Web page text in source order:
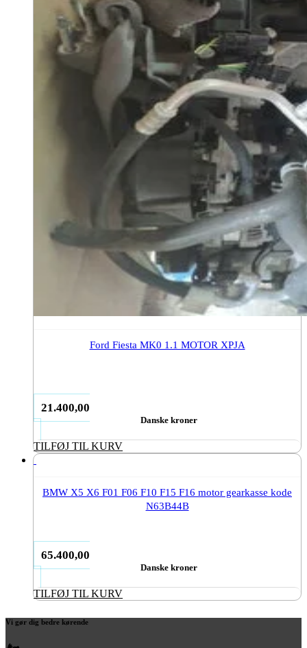
Ford Fiesta MK0 1.1 MOTOR XPJA
21.400,00
Danske kroner
TILFØJ TIL KURV
BMW X5 X6 F01 F06 F10 F15 F16 motor gearkasse kode
N63B44B
65.400,00
Danske kroner
TILFØJ TIL KURV
Vi gør dig bedre kørende